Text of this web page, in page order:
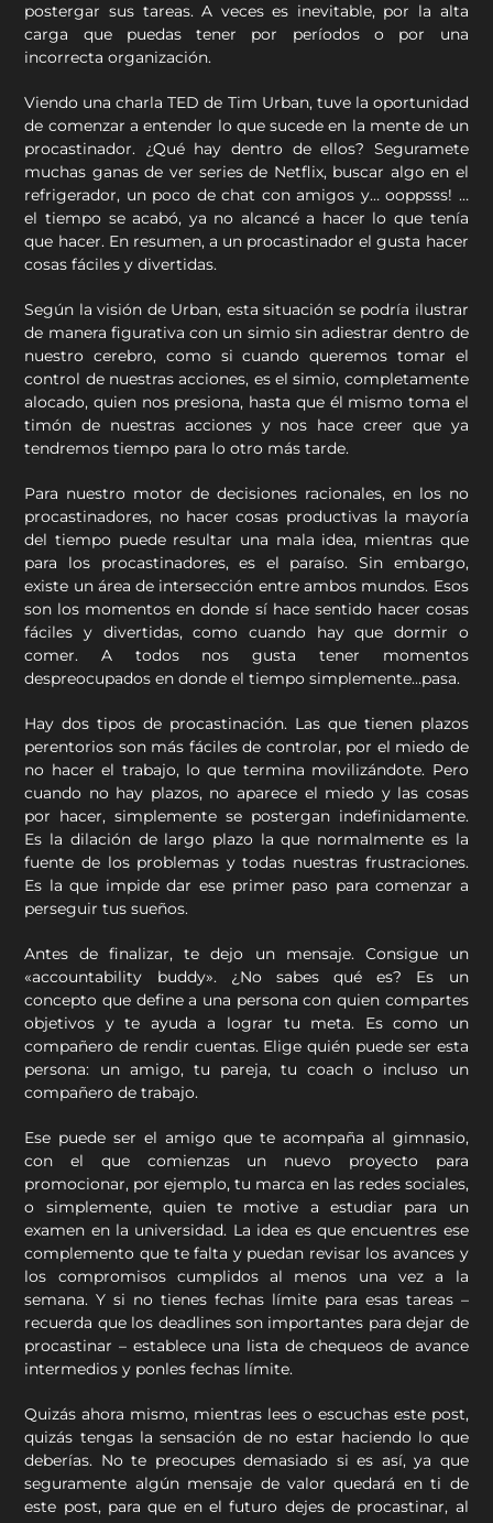
postergar sus tareas. A veces es inevitable, por la alta
carga que puedas tener por períodos o por una
incorrecta organización.
Viendo una charla TED de Tim Urban, tuve la oportunidad
de comenzar a entender lo que sucede en la mente de un
procastinador. ¿Qué hay dentro de ellos? Seguramete
muchas ganas de ver series de Netflix, buscar algo en el
refrigerador, un poco de chat con amigos y… ooppsss! …
el tiempo se acabó, ya no alcancé a hacer lo que tenía
que hacer. En resumen, a un procastinador el gusta hacer
cosas fáciles y divertidas.
Según la visión de Urban, esta situación se podría ilustrar
de manera figurativa con un simio sin adiestrar dentro de
nuestro cerebro, como si cuando queremos tomar el
control de nuestras acciones, es el simio, completamente
alocado, quien nos presiona, hasta que él mismo toma el
timón de nuestras acciones y nos hace creer que ya
tendremos tiempo para lo otro más tarde.
Para nuestro motor de decisiones racionales, en los no
procastinadores, no hacer cosas productivas la mayoría
del tiempo puede resultar una mala idea, mientras que
para los procastinadores, es el paraíso. Sin embargo,
existe un área de intersección entre ambos mundos. Esos
son los momentos en donde sí hace sentido hacer cosas
fáciles y divertidas, como cuando hay que dormir o
comer. A todos nos gusta tener momentos
despreocupados en donde el tiempo simplemente…pasa.
Hay dos tipos de procastinación. Las que tienen plazos
perentorios son más fáciles de controlar, por el miedo de
no hacer el trabajo, lo que termina movilizándote. Pero
cuando no hay plazos, no aparece el miedo y las cosas
por hacer, simplemente se postergan indefinidamente.
Es la dilación de largo plazo la que normalmente es la
fuente de los problemas y todas nuestras frustraciones.
Es la que impide dar ese primer paso para comenzar a
perseguir tus sueños.
Antes de finalizar, te dejo un mensaje. Consigue un
«accountability buddy». ¿No sabes qué es? Es un
concepto que define a una persona con quien compartes
objetivos y te ayuda a lograr tu meta. Es como un
compañero de rendir cuentas. Elige quién puede ser esta
persona: un amigo, tu pareja, tu coach o incluso un
compañero de trabajo.
Ese puede ser el amigo que te acompaña al gimnasio,
con el que comienzas un nuevo proyecto para
promocionar, por ejemplo, tu marca en las redes sociales,
o simplemente, quien te motive a estudiar para un
examen en la universidad. La idea es que encuentres ese
complemento que te falta y puedan revisar los avances y
los compromisos cumplidos al menos una vez a la
semana. Y si no tienes fechas límite para esas tareas –
recuerda que los deadlines son importantes para dejar de
procastinar – establece una lista de chequeos de avance
intermedios y ponles fechas límite.
Quizás ahora mismo, mientras lees o escuchas este post,
quizás tengas la sensación de no estar haciendo lo que
deberías. No te preocupes demasiado si es así, ya que
seguramente algún mensaje de valor quedará en ti de
este post, para que en el futuro dejes de procastinar, al